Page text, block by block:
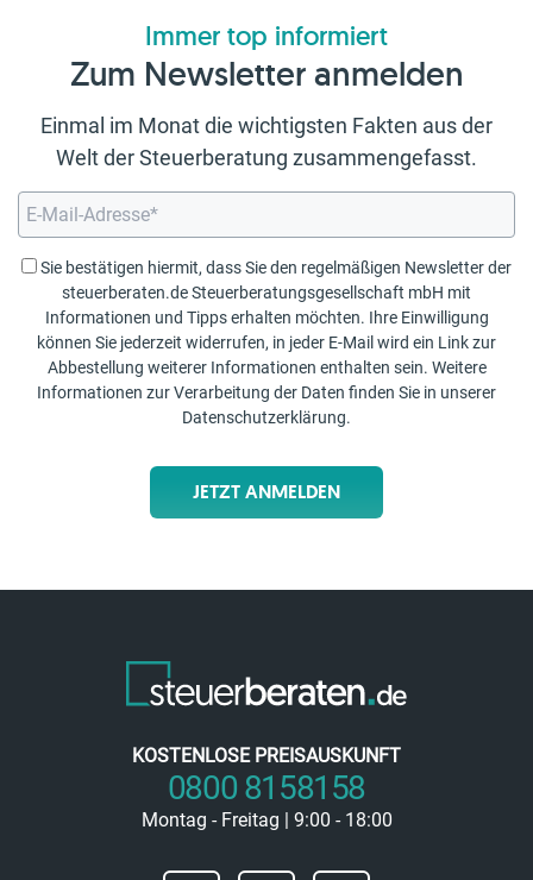
Immer top informiert
Zum Newsletter anmelden
Einmal im Monat die wichtigsten Fakten aus der
Welt der Steuerberatung zusammengefasst.
Sie bestätigen hiermit, dass Sie den regelmäßigen Newsletter der
steuerberaten.de Steuerberatungsgesellschaft mbH mit
Informationen und Tipps erhalten möchten. Ihre Einwilligung
können Sie jederzeit widerrufen, in jeder E-Mail wird ein Link zur
Abbestellung weiterer Informationen enthalten sein. Weitere
Informationen zur Verarbeitung der Daten finden Sie in unserer
Datenschutzerklärung.
JETZT ANMELDEN
KOSTENLOSE PREISAUSKUNFT
0800 8158158
Montag - Freitag | 9:00 - 18:00